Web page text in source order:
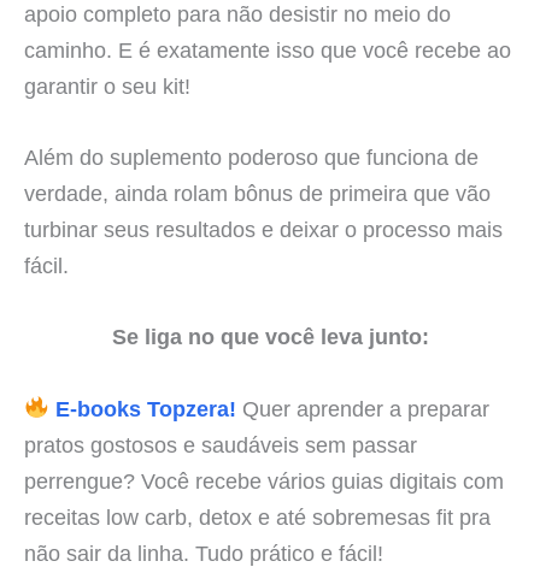
apoio completo para não desistir no meio do
caminho. E é exatamente isso que você recebe ao
garantir o seu kit!
Além do suplemento poderoso que funciona de
verdade, ainda rolam bônus de primeira que vão
turbinar seus resultados e deixar o processo mais
fácil.
Se liga no que você leva junto:
E-books Topzera! Quer aprender a preparar
pratos gostosos e saudáveis sem passar
perrengue? Você recebe vários guias digitais com
receitas low carb, detox e até sobremesas fit pra
não sair da linha. Tudo prático e fácil!